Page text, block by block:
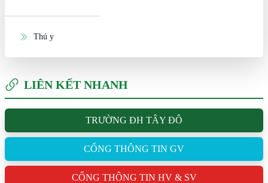
Thú y
LIÊN KẾT NHANH
TRƯỜNG ĐH TÂY ĐÔ
CỔNG THÔNG TIN GV
CỔNG THÔNG TIN HV & SV